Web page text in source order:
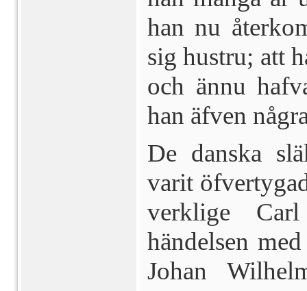
han nu
sig hustru; att
och ännu
han äfven
De danska
varit
verklige
händelsen
Johan